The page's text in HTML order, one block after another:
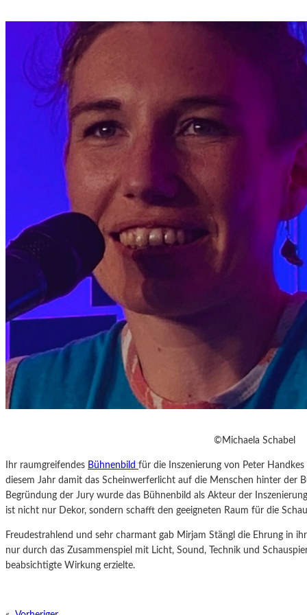
©Michaela Schabel
Ihr raumgreifendes Bühnenbild für die Inszenierung von Peter Handkes
diesem Jahr damit das Scheinwerferlicht auf die Menschen hinter der
Begründung der Jury wurde das Bühnenbild als Akteur der
ist nicht nur Dekor, sondern schafft den geeigneten Raum für die
Freudestrahlend und sehr charmant gab Mirjam Stängl die Ehrung in
nur durch das Zusammenspiel mit Licht, Sound, Technik und
beabsichtigte Wirkung erzielte.